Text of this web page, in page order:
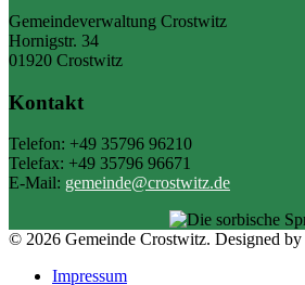
Gemeindeverwaltung Crostwitz
Hornigstr. 34
01920 Crostwitz
Kontakt
Telefon: +49 35796 96210
Telefax: +49 35796 96671
E-Mail: gemeinde@crostwitz.de
© 2026 Gemeinde Crostwitz. Designed by
Impressum